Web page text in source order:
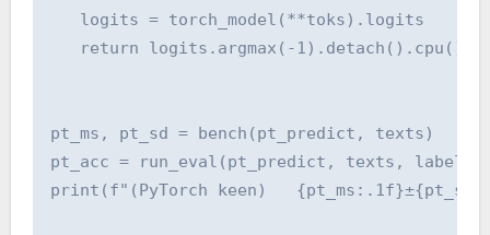
   logits = torch_model(**toks).logits
return logits.argmax(-
pt_ms, pt_sd = bench(pt_predict, texts)
pt_acc = run_eval(pt_predict, texts, labels)
print(f"(PyTorch keen)